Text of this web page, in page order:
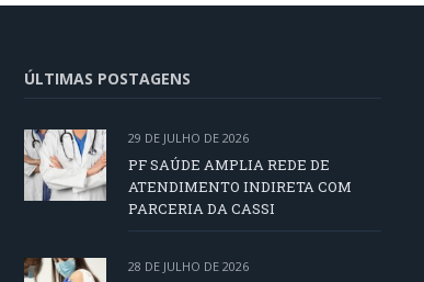
ÚLTIMAS POSTAGENS
29 DE JULHO DE 2026
PF SAÚDE AMPLIA REDE DE
ATENDIMENTO INDIRETA COM
PARCERIA DA CASSI
28 DE JULHO DE 2026